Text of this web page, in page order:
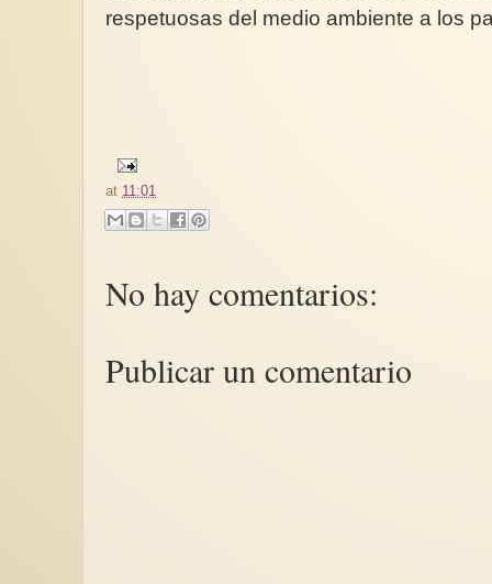
respetuosas del medio ambiente a los
at 11:01
No hay comentarios:
Publicar un comentario